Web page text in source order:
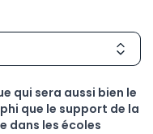
qui sera aussi bien le
que le support de la
dans les écoles